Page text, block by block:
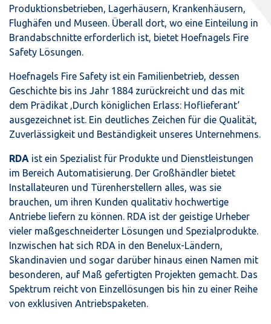
Produktionsbetrieben, Lagerhäusern, Krankenhäusern,
Flughäfen und Museen. Überall dort, wo eine Einteilung in
Brandabschnitte erforderlich ist, bietet Hoefnagels Fire
Safety Lösungen.
Hoefnagels Fire Safety ist ein Familienbetrieb, dessen
Geschichte bis ins Jahr 1884 zurückreicht und das mit
dem Prädikat ‚Durch königlichen Erlass: Hoflieferant‘
ausgezeichnet ist. Ein deutliches Zeichen für die Qualität,
Zuverlässigkeit und Beständigkeit unseres Unternehmens.
RDA ist ein Spezialist für Produkte und Dienstleistungen
im Bereich Automatisierung. Der Großhändler bietet
Installateuren und Türenherstellern alles, was sie
brauchen, um ihren Kunden qualitativ hochwertige
Antriebe liefern zu können. RDA ist der geistige Urheber
vieler maßgeschneiderter Lösungen und Spezialprodukte.
Inzwischen hat sich RDA in den Benelux-Ländern,
Skandinavien und sogar darüber hinaus einen Namen mit
besonderen, auf Maß gefertigten Projekten gemacht. Das
Spektrum reicht von Einzellösungen bis hin zu einer Reihe
von exklusiven Antriebspaketen.